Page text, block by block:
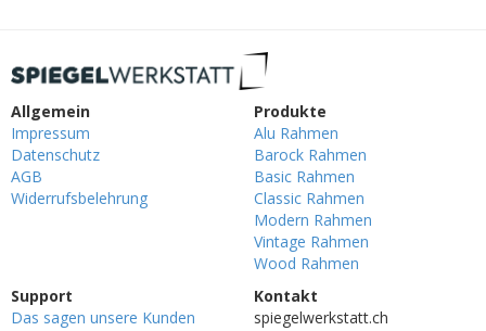
Allgemein
Impressum
Datenschutz
AGB
Widerrufsbelehrung
Produkte
Alu Rahmen
Barock Rahmen
Basic Rahmen
Classic Rahmen
Modern Rahmen
Vintage Rahmen
Wood Rahmen
Support
Das sagen unsere Kunden
Kontakt
spiegelwerkstatt.ch